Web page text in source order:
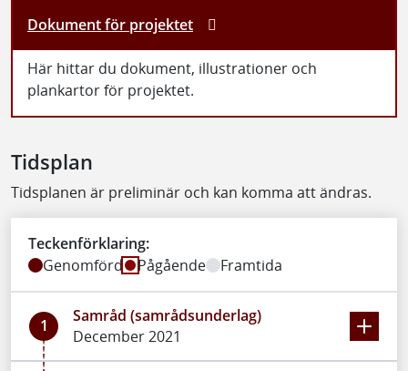
Dokument för projektet
Här hittar du dokument, illustrationer och
plankartor för projektet.
Tidsplan
Tidsplanen är preliminär och kan komma att ändras.
Teckenförklaring:
Genomförd
Pågående Framtida
1
Samråd (samrådsunderlag)
December 2021